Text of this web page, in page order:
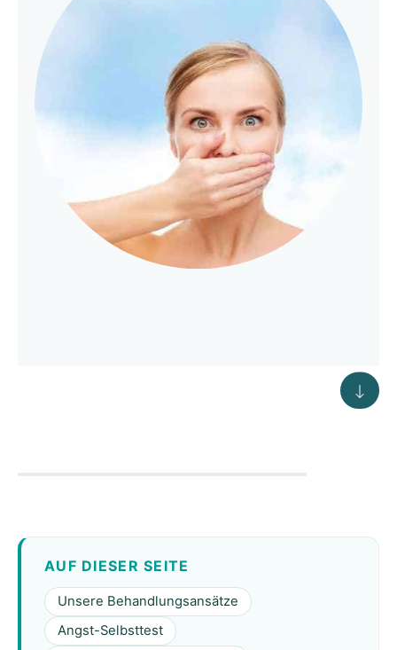
AUF DIESER SEITE
Unsere Behandlungsansätze
Angst-Selbsttest